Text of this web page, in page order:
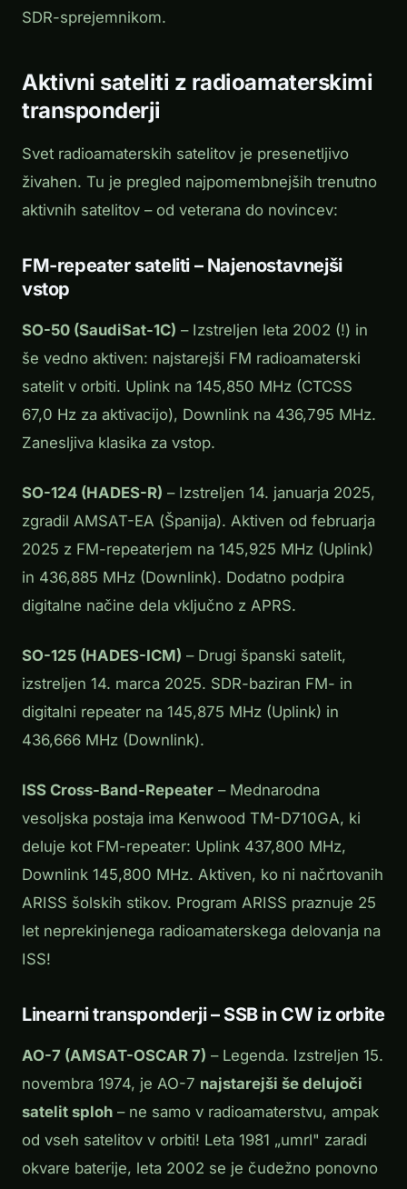
SDR-sprejemnikom.
Aktivni sateliti z radioamaterskimi
transponderji
Svet radioamaterskih satelitov je presenetljivo
živahen. Tu je pregled najpomembnejših trenutno
aktivnih satelitov – od veterana do novincev:
FM-repeater sateliti – Najenostavnejši
vstop
SO-50 (SaudiSat-1C) – Izstreljen leta 2002 (!) in
še vedno aktiven: najstarejši FM radioamaterski
satelit v orbiti. Uplink na 145,850 MHz (CTCSS
67,0 Hz za aktivacijo), Downlink na 436,795 MHz.
Zanesljiva klasika za vstop.
SO-124 (HADES-R) – Izstreljen 14. januarja 2025,
zgradil AMSAT-EA (Španija). Aktiven od februarja
2025 z FM-repeaterjem na 145,925 MHz (Uplink)
in 436,885 MHz (Downlink). Dodatno podpira
digitalne načine dela vključno z APRS.
SO-125 (HADES-ICM) – Drugi španski satelit,
izstreljen 14. marca 2025. SDR-baziran FM- in
digitalni repeater na 145,875 MHz (Uplink) in
436,666 MHz (Downlink).
ISS Cross-Band-Repeater – Mednarodna
vesoljska postaja ima Kenwood TM-D710GA, ki
deluje kot FM-repeater: Uplink 437,800 MHz,
Downlink 145,800 MHz. Aktiven, ko ni načrtovanih
ARISS šolskih stikov. Program ARISS praznuje 25
let neprekinjenega radioamaterskega delovanja na
ISS!
Linearni transponderji – SSB in CW iz orbite
AO-7 (AMSAT-OSCAR 7) – Legenda. Izstreljen 15.
novembra 1974, je AO-7 najstarejši še delujoči
satelit sploh – ne samo v radioamaterstvu, ampak
od vseh satelitov v orbiti! Leta 1981 „umrl" zaradi
okvare baterije, leta 2002 se je čudežno ponovno